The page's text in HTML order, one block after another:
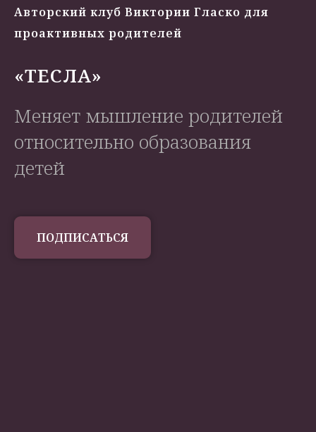
Авторский клуб Виктории Гласко для
проактивных родителей
«ТЕСЛА»
Меняет мышление родителей
относительно образования
детей
ПОДПИСАТЬСЯ